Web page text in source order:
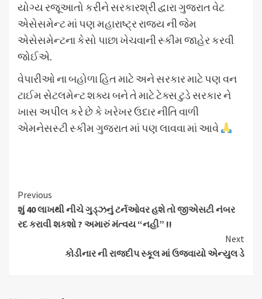
યોગ્ય રજૂઆતો કરીને સરકારશ્રી દ્વારા ગુજરાત વેટ
એસેસમેન્ટ માં પણ મહારાષ્ટ્ર રાજ્ય ની જેમ
એસેસમેન્ટના કેસો પાછા ખેચવાની સ્કીમ જાહેર કરવી
જોઈએ.
વેપારીઓ ના બહોળા હિત માટે અને સરકાર માટે પણ વન
ટાઈમ સેટલમેન્ટ શક્ય બને તે માટે ટેક્સ ટુડે સરકાર ને
ખાસ અપીલ કરે છે કે ખરેખર ઉદાર નીતિ વાળી
એમનેસસ્ટી સ્કીમ ગુજરાત માં પણ લાવવા માં આવે
Continue
Reading
Previous
શું 40 લાખથી નીચે ગુડ્ઝનું ટર્નઓવર હશે તો જીએસટી નંબર
રદ કરાવી શકશો ? અમારું મંત્વય “નહી” !!
Next
કોડીનાર ની રાજદીપ સ્કૂલ માં ઉજવાયો એન્યુલ ડે